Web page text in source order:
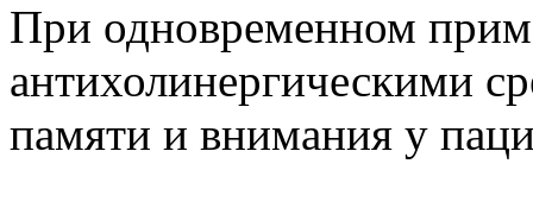
При одновременном
антихолинергическими
памяти и внимания у